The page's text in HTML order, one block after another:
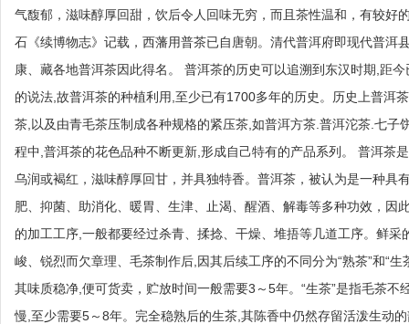
气馥郁，滋味醇厚回甜，饮后令人回味无穷，而且茶性温和，有较
石《续博物志》记载，西藩用普茶已自唐朝。清代普洱府即现代普
康、藏各地普洱茶因此得名。 普洱茶的历史可以追溯到东汉时期,距
的说法,故普洱茶的种植利用,至少已有1700多年的历史。历史上普洱
茶,以及由青毛茶压制成各种规格的紧压茶,如普洱方茶.普洱沱茶.七
程中,普洱茶的花色品种不断更新,形成自己特有的产品系列。 普洱茶
乌润或褐红，滋味醇厚回甘，并具独特香。普洱茶，被认为是一种
肥、抑菌、助消化、暖胃、生津、止渴、醒酒、解毒等多种功效，
的加工工序,一般都要经过杀青、揉捻、干燥、堆捂等几道工序。鲜
峻、锐烈而欠章理、毛茶制作后,因其后续工序的不同分为“熟茶”和“
其味质稳净,便可货卖，贮放时间一般需要3～5年。“生茶”是指毛茶
慢,至少需要5～8年。完全稳熟后的生茶,其陈香中仍然存留活泼生动